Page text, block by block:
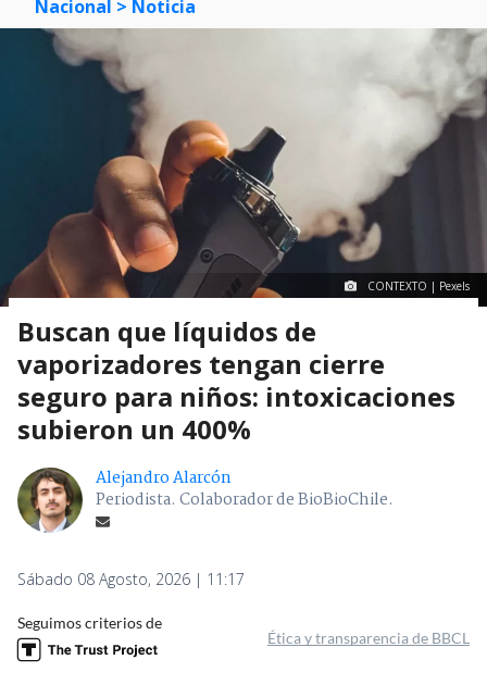
Nacional > Noticia
CONTEXTO | Pexels
Buscan que líquidos de
vaporizadores tengan cierre
seguro para niños: intoxicaciones
subieron un 400%
Alejandro Alarcón
Periodista. Colaborador de BioBioChile.
Sábado 08 Agosto, 2026 | 11:17
Seguimos criterios de
Ética y transparencia de BBCL